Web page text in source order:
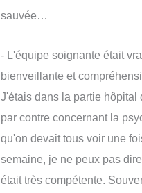
sauvée…
- L'équipe soignante était
bienveillante et
J'étais dans la partie hôpital
par contre concernant la
qu'on devait tous voir une
semaine, je ne peux pas
était très compétente.